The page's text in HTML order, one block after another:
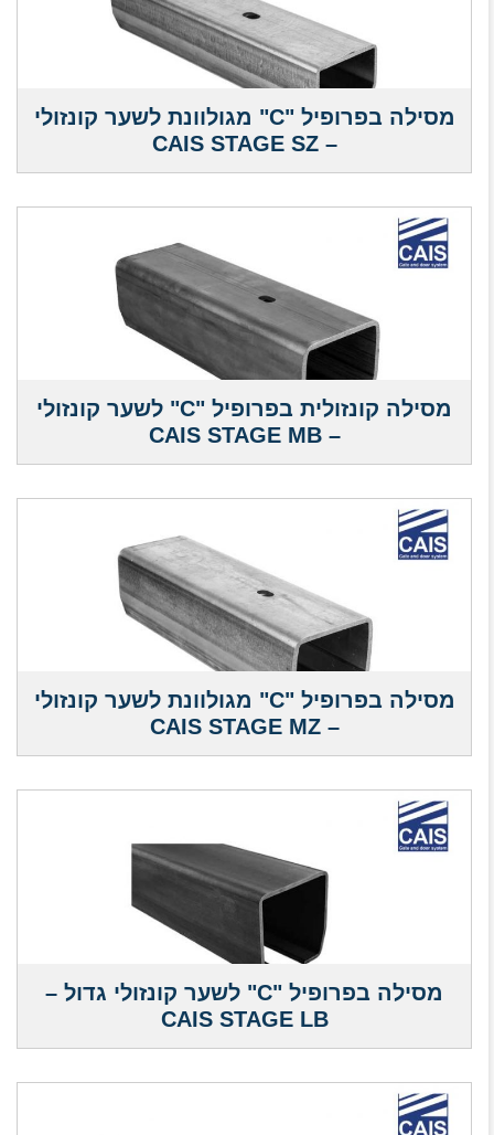
מסילה בפרופיל "C" מגולוונת לשער קונזולי
– CAIS STAGE SZ
מסילה קונזולית בפרופיל "C" לשער קונזולי
– CAIS STAGE MB
מסילה בפרופיל "C" מגולוונת לשער קונזולי
– CAIS STAGE MZ
מסילה בפרופיל "C" לשער קונזולי גדול –
CAIS STAGE LB